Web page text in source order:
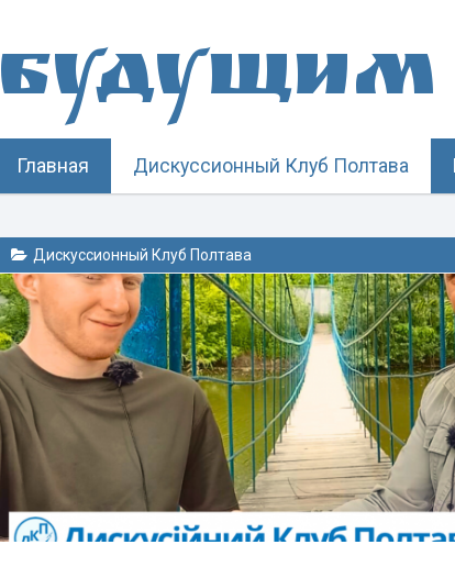
Будущим
Главная Дискуссионный Клуб Полтава
Дискуссионный Клуб Полтава